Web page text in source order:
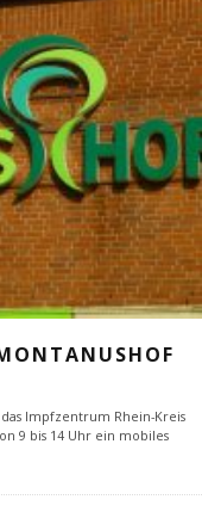
Impfzentrum Rhein-Kreis
9 bis 14 Uhr ein mobiles